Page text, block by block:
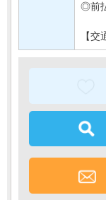
◎前
【